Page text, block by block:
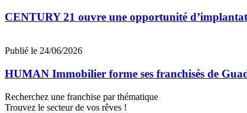
CENTURY 21 ouvre une opportunité
Publié le 24/06/2026
HUMAN Immobilier forme ses franchisés de
Recherchez une franchise par thématique
Trouvez le secteur de vos rêves !